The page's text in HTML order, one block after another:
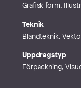
Grafisk form,
Teknik
Blandteknik,
Uppdragstyp
Förpackning,